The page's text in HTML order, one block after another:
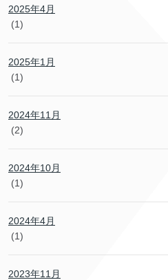
2025年4月
(1)
2025年1月
(1)
2024年11月
(2)
2024年10月
(1)
2024年4月
(1)
2023年11月